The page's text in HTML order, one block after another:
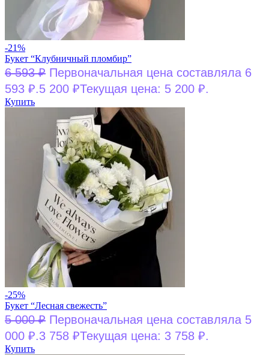
-21%
Букет “Клубничный пломбир”
6 593₽ Первоначальная цена составляла 6
593 ₽.5 200 ₽Текущая цена: 5 200 ₽.
Купить
-25%
Букет “Лесная свежесть”
5 000₽ Первоначальная цена составляла 5
000 ₽.3 758 ₽Текущая цена: 3 758 ₽.
Купить